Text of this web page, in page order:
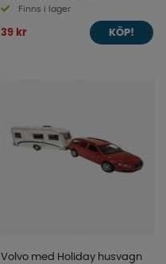
Finns i lager
39 kr KÖP!
Volvo med Holiday husvagn